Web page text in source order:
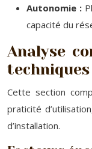
Autonomie :
capacité du
Analyse
techniques
Cette section
praticité
d’installation.